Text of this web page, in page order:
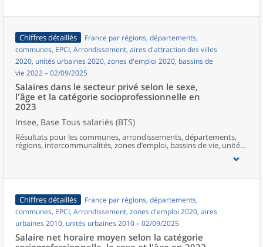
Chiffres détaillés
France par régions, départements,
communes, EPCI, Arrondissement, aires d'attraction des villes
2020, unités urbaines 2020, zones d'emploi 2020, bassins de
vie 2022 – 02/09/2025
Salaires dans le secteur privé selon le sexe,
l'âge et la catégorie socioprofessionnelle en
2023
Insee, Base Tous salariés (BTS)
Résultats pour les communes, arrondissements, départements,
régions, intercommunalités, zones d’emploi, bassins de vie, unités
urbaines et aires d’attraction des villes de France hors Mayotte.
Chiffres détaillés
France par régions, départements,
communes, EPCI, Arrondissement, zones d'emploi 2020, aires
urbaines 2010, unités urbaines 2010 – 02/09/2025
Salaire net horaire moyen selon la catégorie